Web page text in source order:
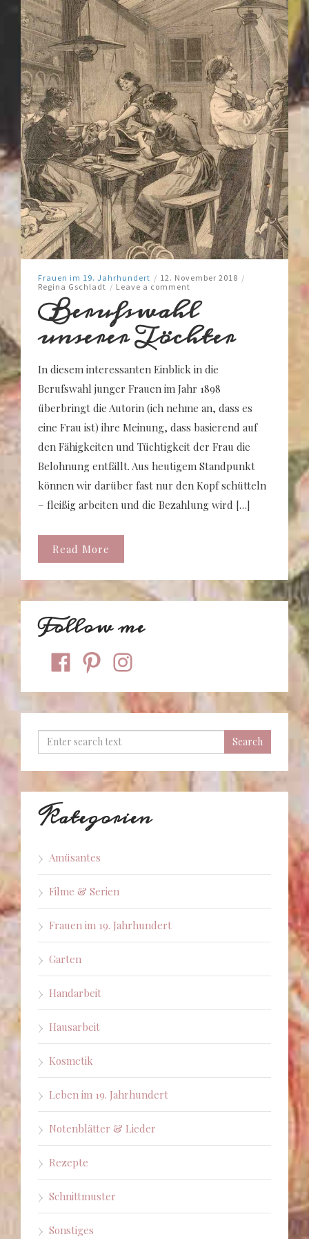
Frauen im 19. Jahrhundert / 12. November 2018 /
Regina Gschladt / Leave a comment
Berufswahl
unserer Töchter
In diesem interessanten Einblick in die
Berufswahl junger Frauen im Jahr 1898
überbringt die Autorin (ich nehme an, dass es
eine Frau ist) ihre Meinung, dass basierend auf
den Fähigkeiten und Tüchtigkeit der Frau die
Belohnung entfällt. Aus heutigem Standpunkt
können wir darüber fast nur den Kopf schütteln
– fleißig arbeiten und die Bezahlung wird […]
Read More
Follow me
facebookpinterestinstagram
Kategorien
Amüsantes
Filme & Serien
Frauen im 19. Jahrhundert
Garten
Handarbeit
Hausarbeit
Kosmetik
Leben im 19. Jahrhundert
Notenblätter & Lieder
Rezepte
Schnittmuster
Sonstiges